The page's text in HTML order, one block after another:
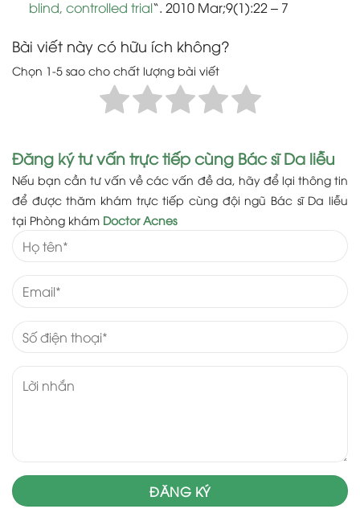
blind, controlled trial“. 2010 Mar;9(1):22 – 7
Bài viết này có hữu ích không?
Chọn 1-5 sao cho chất lượng bài viết
Đăng ký tư vấn trực tiếp cùng Bác sĩ Da liễu
Nếu bạn cần tư vấn về các vấn đề da, hãy để lại thông tin
để được thăm khám trực tiếp cùng đội ngũ Bác sĩ Da liễu
tại Phòng khám Doctor Acnes